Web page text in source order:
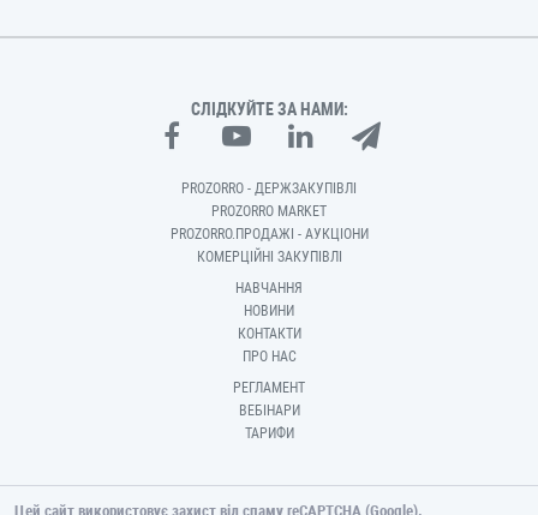
СЛІДКУЙТЕ ЗА НАМИ:
PROZORRO - ДЕРЖЗАКУПІВЛІ
PROZORRO MARKET
PROZORRO.ПРОДАЖІ - АУКЦІОНИ
КОМЕРЦІЙНІ ЗАКУПІВЛІ
НАВЧАННЯ
НОВИНИ
КОНТАКТИ
ПРО НАС
РЕГЛАМЕНТ
ВЕБІНАРИ
ТАРИФИ
Цей сайт використовує захист від спаму reCAPTCHA (Google).